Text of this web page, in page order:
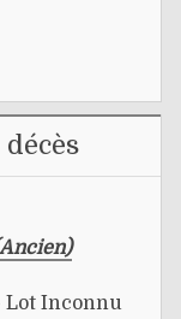
Lot Inconnu